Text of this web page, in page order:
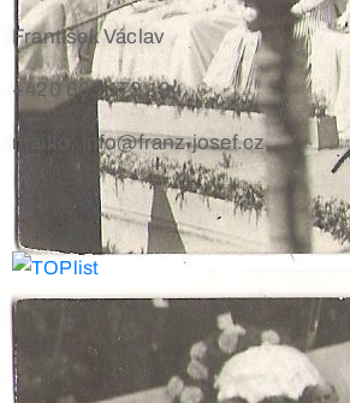
František Václav
+420 603 172 194
mailto: info@franz-josef.cz